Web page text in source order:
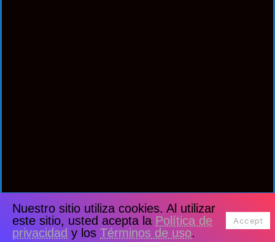
Nuestro sitio utiliza cookies. Al utilizar
este sitio, usted acepta la Política de
privacidad y los Términos de uso.
Accept